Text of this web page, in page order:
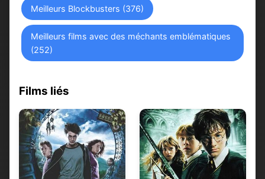
Meilleurs Blockbusters (376)
Meilleurs films avec des méchants emblématiques
(252)
Films liés